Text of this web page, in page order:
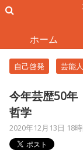
ホーム
自己啓発 芸能人
今年芸歴50
哲学
2020年12月13日 18